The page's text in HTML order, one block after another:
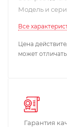
Модель и
Все
Цена
может
Гарантия